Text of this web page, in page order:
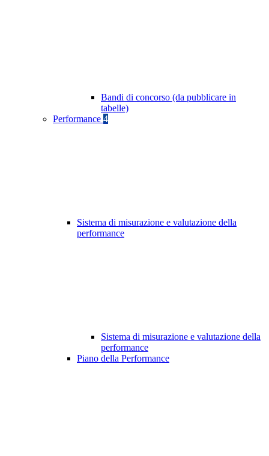
Bandi di concorso (da pubblicare in
tabelle)
Performance 4
Sistema di misurazione e valutazione della
performance
Sistema di misurazione e valutazione della
performance
Piano della Performance